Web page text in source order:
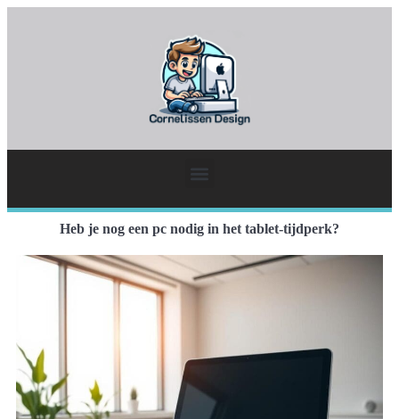
Heb je nog een pc nodig in het tablet-tijdperk?